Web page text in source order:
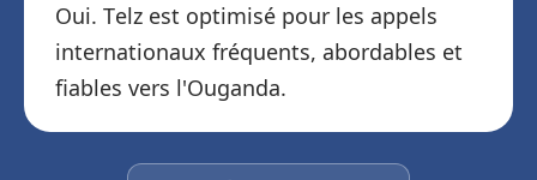
Oui. Telz est optimisé pour les appels
internationaux fréquents, abordables et
fiables vers l'Ouganda.